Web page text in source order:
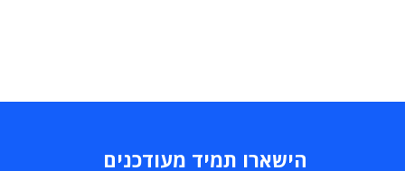
הישארו תמיד מעודכנים